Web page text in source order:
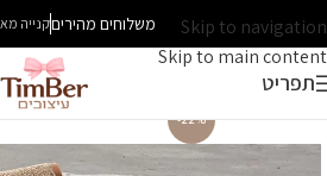
Skip to navigation
Skip to main content
משלוחים מהיריםקנייה
תפריט
-22%